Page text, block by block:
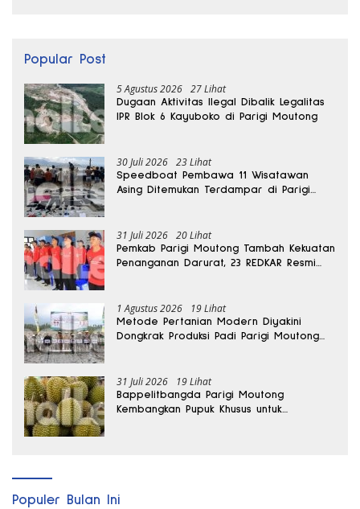
Popular Post
5 Agustus 2026 27 Lihat
Dugaan Aktivitas Ilegal Dibalik Legalitas
IPR Blok 6 Kayuboko di Parigi Moutong
30 Juli 2026 23 Lihat
Speedboat Pembawa 11 Wisatawan
Asing Ditemukan Terdampar di Parigi
31 Juli 2026 20 Lihat
Pemkab Parigi Moutong Tambah Kekuatan
Penanganan Darurat, 23 REDKAR Resmi
1 Agustus 2026 19 Lihat
Metode Pertanian Modern Diyakini
Dongkrak Produksi Padi Parigi Moutong
31 Juli 2026 19 Lihat
Bappelitbangda Parigi Moutong
Kembangkan Pupuk Khusus untuk
Populer Bulan Ini